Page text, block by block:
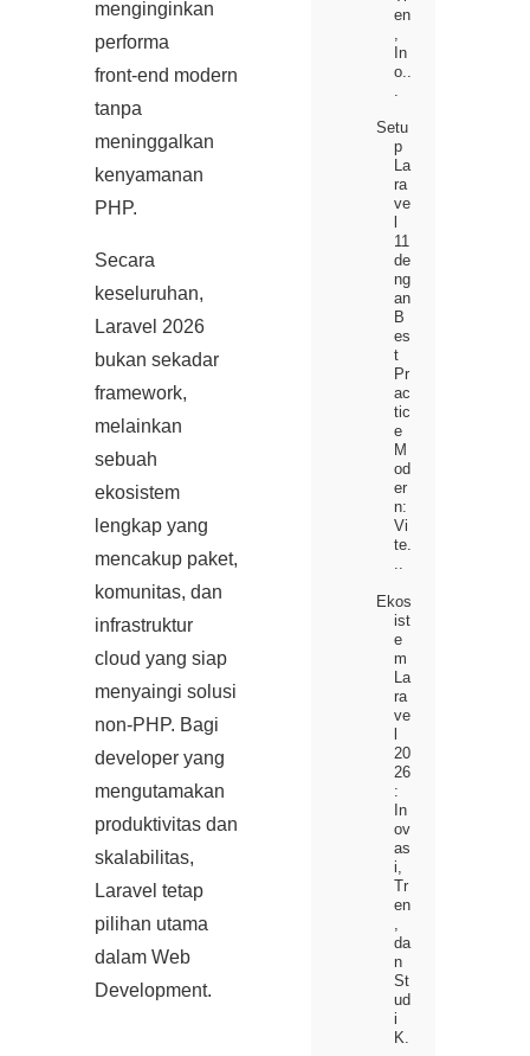
menginginkan
performa
front‑end modern
tanpa
meninggalkan
kenyamanan
PHP.
Secara
keseluruhan,
Laravel 2026
bukan sekadar
framework,
melainkan
sebuah
ekosistem
lengkap yang
mencakup paket,
komunitas, dan
infrastruktur
cloud yang siap
menyaingi solusi
non‑PHP. Bagi
developer yang
mengutamakan
produktivitas dan
skalabilitas,
Laravel tetap
pilihan utama
dalam Web
Development.
en
In
o..
Setu
p
La
ra
ve
11
de
ng
an
B
es
t
Pr
ac
tic
e
M
od
er
n:
Vi
te.
..
Ekos
ist
e
m
La
ra
ve
20
26
:
In
ov
as
i,
Tr
en
da
n
St
ud
i
K.